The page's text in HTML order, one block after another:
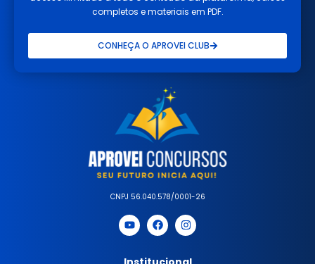
completos e materiais em PDF.
CONHEÇA O APROVEI CLUB
CNPJ 56.040.578/0001-26